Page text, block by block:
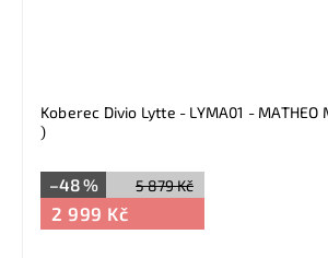
Koberec Divio Lytte - LYMA01 - MATHEO
)
5 879 Kč
–48 %
2 999 Kč